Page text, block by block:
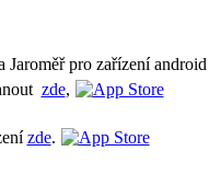
pro zařízení android
zde,
zde.